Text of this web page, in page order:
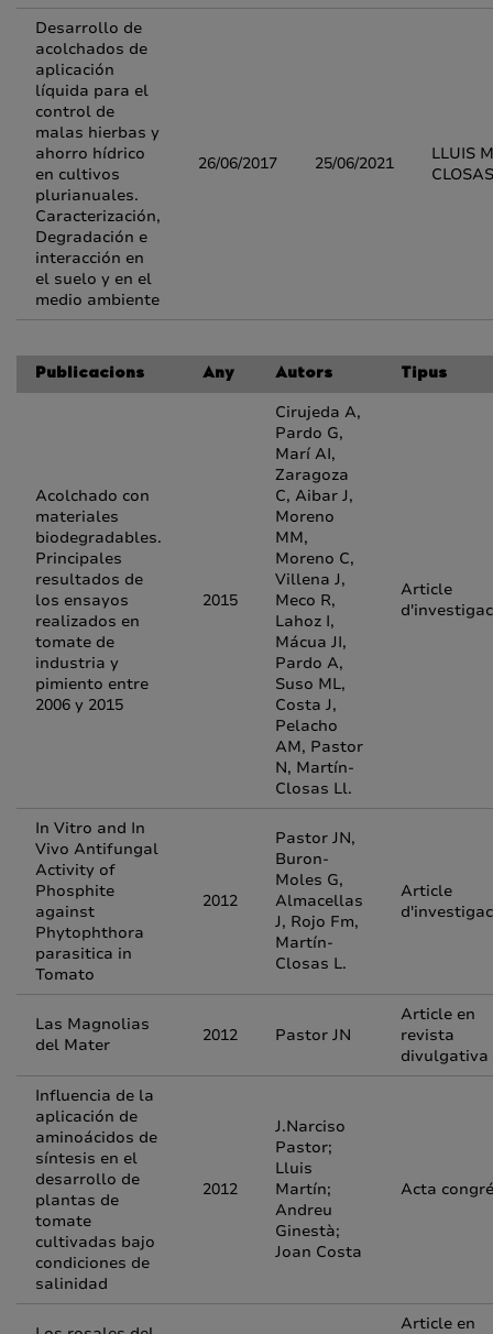
Desarrollo de
acolchados de
aplicación
líquida para el
control de
malas hierbas y
ahorro hídrico
en cultivos
plurianuales.
Caracterización,
Degradación e
interacción en
el suelo y en el
medio ambiente
26/06/2017 25/06/2021
LLUIS
CLOSAS
Publicacions Any Autors Tipus
Acolchado con
materiales
biodegradables.
Principales
resultados de
los ensayos
realizados en
tomate de
industria y
pimiento entre
2006 y 2015
2015
Cirujeda A,
Pardo G,
Marí AI,
Zaragoza
C, Aibar J,
Moreno
MM,
Moreno C,
Villena J,
Meco R,
Lahoz I,
Mácua JI,
Pardo A,
Suso ML,
Costa J,
Pelacho
AM, Pastor
N, Martín-
Closas Ll.
Article
In Vitro and In
Vivo Antifungal
Activity of
Phosphite
against
Phytophthora
parasitica in
Tomato
2012
Pastor JN,
Buron-
Moles G,
Almacellas
J, Rojo Fm,
Martín-
Closas L.
Article
Las Magnolias
del Mater
2012 Pastor JN
Article en
revista
divulgativa
Influencia de la
aplicación de
aminoácidos de
síntesis en el
desarrollo de
plantas de
tomate
cultivadas bajo
condiciones de
salinidad
2012
J.Narciso
Pastor;
Lluis
Martín;
Andreu
Ginestà;
Joan Costa
Acta
Article en